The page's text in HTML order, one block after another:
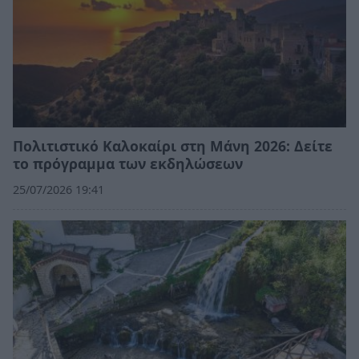
Πολιτιστικό Καλοκαίρι στη Μάνη 2026: Δείτε
το πρόγραμμα των εκδηλώσεων
25/07/2026 19:41